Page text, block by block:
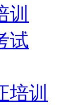
训
试
培训